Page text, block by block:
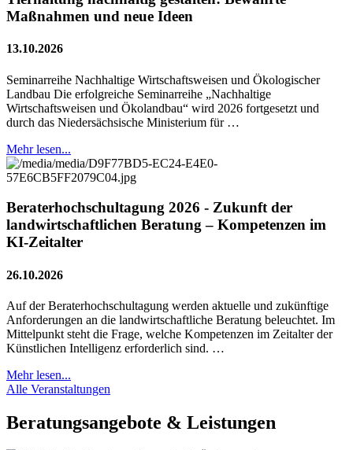
Maßnahmen und neue Ideen
13.10.2026
Seminarreihe Nachhaltige Wirtschaftsweisen und Ökologischer
Landbau Die erfolgreiche Seminarreihe „Nachhaltige
Wirtschaftsweisen und Ökolandbau“ wird 2026 fortgesetzt und
durch das Niedersächsische Ministerium für …
Mehr lesen...
Beraterhochschultagung 2026 - Zukunft der
landwirtschaftlichen Beratung – Kompetenzen im
KI-Zeitalter
26.10.2026
Auf der Beraterhochschultagung werden aktuelle und zukünftige
Anforderungen an die landwirtschaftliche Beratung beleuchtet. Im
Mittelpunkt steht die Frage, welche Kompetenzen im Zeitalter der
Künstlichen Intelligenz erforderlich sind. …
Mehr lesen...
Alle Veranstaltungen
Beratungsangebote & Leistungen